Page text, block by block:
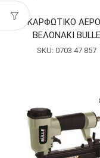
ΚΑΡΦΩΤΙΚΟ
ΒΕΛΟΝΑΚΙ BULLE
SKU: 0703 47 857